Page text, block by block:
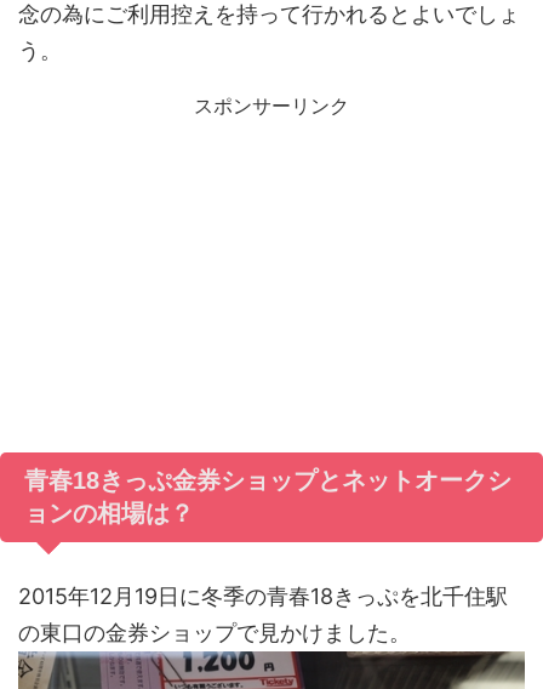
念の為にご利用控えを持って行かれるとよいでしょ
う。
スポンサーリンク
青春18きっぷ金券ショップとネットオークシ
ョンの相場は？
2015年12月19日に冬季の青春18きっぷを北千住駅
の東口の金券ショップで見かけました。